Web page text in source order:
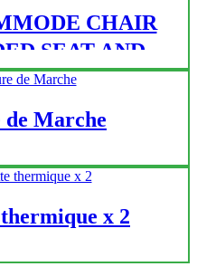
CHAIR
SEAT AND
Marche
x 2